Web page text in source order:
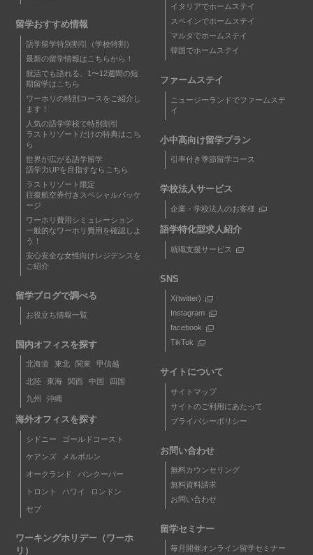
留学おすすめ情報
語学留学特別割引（学校特割）
最新の留学情報はこちらから！
就活でも語れる、1〜12週間の短
期留学はこちら
ワーホリの特別コースをご紹介し
ます！
人気の語学学校で特別割引
ラストリゾートだけの特典はこち
ら
世界が広がる語学留学
語学力UPを目指すならこちら
ラストリゾート限定
往復航空券付きスペシャルパッケ
ージ
ワーホリ費用シミュレーション
一般的なワーホリ費用を確認しよ
う！
安心安全な女性向けレジデンスを
ご紹介
留学ブログで調べる
お役立ち情報一覧
国内オフィスを探す
北海道 東北 関東 甲信越
北陸 東海 関西 中国 四国
九州 沖縄
海外オフィスを探す
シドニー ゴールドコースト
ケアンズ メルボルン
オークランド バンクーバー
トロント ハワイ ロンドン
セブ
ワーキングホリデー（ワーホ
リ）
イタリアでホームステイ
スペインでホームステイ
マルタでホームステイ
韓国でホームステイ
ファームステイ
ニュージーランドでファームステ
イ
小中高向け留学プラン
引率付き季節留学コース
学校法人サービス
企業・学校法人のお客様
語学特化型求人紹介
就職支援サービス
SNS
X(twitter)
Instagram
facebook
TikTok
サイトについて
サイトマップ
サイトのご利用にあたって
プライバシーポリシー
お問い合わせ
無料カウンセリング
無料資料請求
お問い合わせ
留学セミナー
毎月開催オンライン留学セミナー